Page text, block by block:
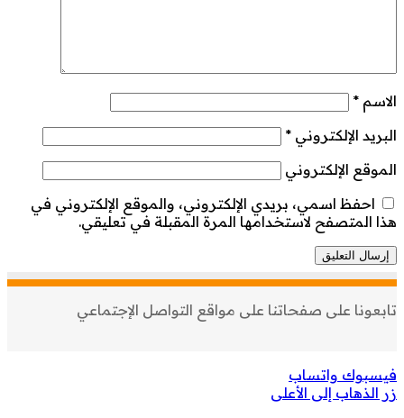
الاسم *
البريد الإلكتروني *
الموقع الإلكتروني
احفظ اسمي، بريدي الإلكتروني، والموقع الإلكتروني في
هذا المتصفح لاستخدامها المرة المقبلة في تعليقي.
تابعونا على صفحاتنا على مواقع التواصل الإجتماعي
فيسبوك واتساب
زر الذهاب إلى الأعلى